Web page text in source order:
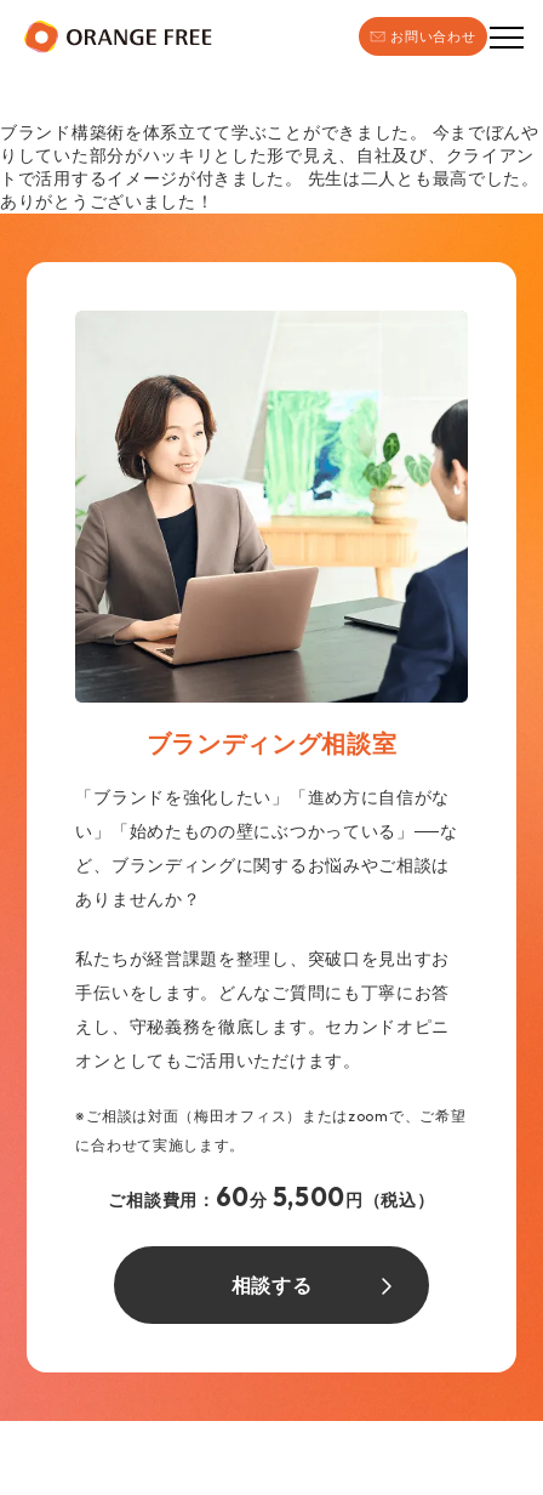
お問い合わせ
ブランド構築術を体系立てて学ぶことができました。 今までぼんや
りしていた部分がハッキリとした形で見え、自社及び、クライアン
トで活用するイメージが付きました。 先生は二人とも最高でした。
ありがとうございました！
ブランディング相談室
「ブランドを強化したい」「進め方に自信がな
い」「始めたものの壁にぶつかっている」──な
ど、ブランディングに関するお悩みやご相談は
ありませんか？
私たちが経営課題を整理し、突破口を見出すお
手伝いをします。どんなご質問にも丁寧にお答
えし、守秘義務を徹底します。セカンドオピニ
オンとしてもご活用いただけます。
※ご相談は対面（梅田オフィス）またはzoomで、ご希望
に合わせて実施します。
ご相談費用： 60分 5,500円（税込）
相談する